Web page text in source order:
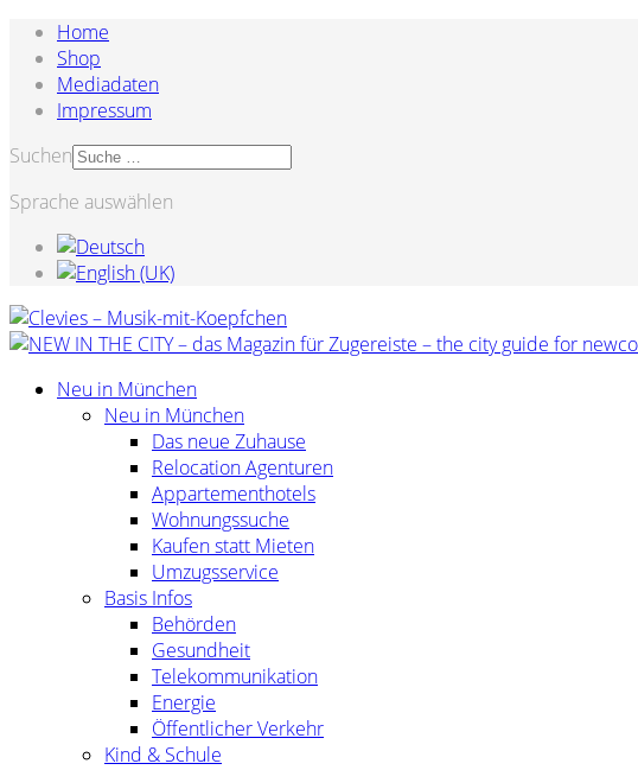
Home
Shop
Mediadaten
Impressum
Suchen
Sprache auswählen
Neu in München
Neu in München
Das neue Zuhause
Relocation Agenturen
Appartementhotels
Wohnungssuche
Kaufen statt Mieten
Umzugsservice
Basis Infos
Behörden
Gesundheit
Telekommunikation
Energie
Öffentlicher Verkehr
Kind & Schule